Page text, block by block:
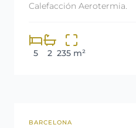
Calefacción Aerotermia.
5 2 235 m²
REF: 2555
BARCELONA